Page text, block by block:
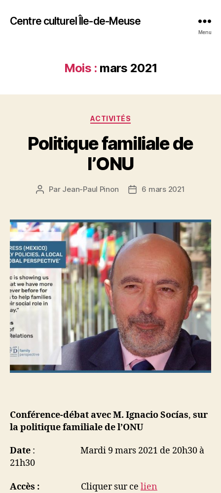
Centre culturel Île-de-Meuse
Menu
Mois : mars 2021
Catégories
ACTIVITÉS
Politique familiale de
l’ONU
Auteur
Par Jean-Paul Pinon
Date6 mars 2021
Conférence-débat avec M. Ignacio Socías, sur
la politique familiale de l’ONU
Date : Mardi 9 mars 2021 de 20h30 à
21h30
Accès : Cliquer sur ce lien